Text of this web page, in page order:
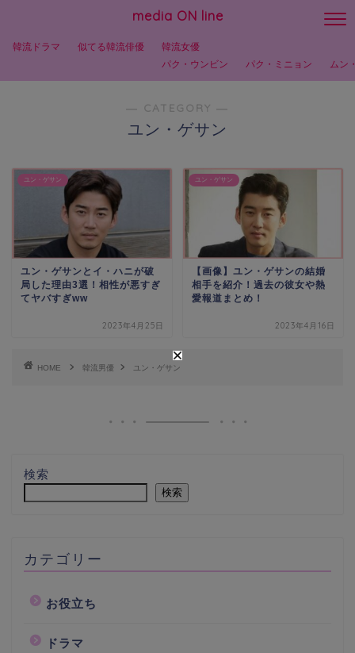
media ON line
韓流ドラマ 似てる韓流俳優
韓流女優
パク・ウンビン
パク・ミニョン ムン
― CATEGORY ―
ユン・ゲサン
ユン・ゲサン
ユン・ゲサンとイ・ハニが破
局した理由3選！相性が悪すぎ
てヤバすぎww
2023年4月25日
ユン・ゲサン
【画像】ユン・ゲサンの結婚
相手を紹介！過去の彼女や熱
愛報道まとめ！
2023年4月16日
HOME 韓流男優 ユン・ゲサン
検索
検索
カテゴリー
お役立ち
ドラマ